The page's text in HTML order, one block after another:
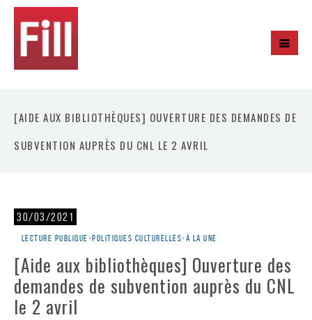
[AIDE AUX BIBLIOTHÈQUES] OUVERTURE DES DEMANDES DE
SUBVENTION AUPRÈS DU CNL LE 2 AVRIL
30/03/2021
Lecture publique •Politiques culturelles•À la une
[Aide aux bibliothèques] Ouverture des
demandes de subvention auprès du CNL
le 2 avril